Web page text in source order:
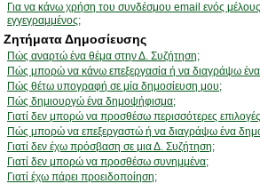
Για να κάνω χρήση του συνδέσμου email ενός μέλους
εγγεγραμμένος;
Ζητήματα Δημοσίευσης
Πώς αναρτώ ένα θέμα στην Δ. Συζήτηση;
Πώς μπορώ να κάνω επεξεργασία ή να διαγράψω
Πώς θέτω υπογραφή σε μία δημοσίευση μου;
Πώς δημιουργώ ένα δημοψήφισμα;
Γιατί δεν μπορώ να προσθέσω περισσότερες
Πώς μπορώ να επεξεργαστώ ή να διαγράψω ένα
Γιατί δεν έχω πρόσβαση σε μια Δ. Συζήτηση;
Γιατί δεν μπορώ να προσθέσω συνημμένα;
Γιατί έχω πάρει προειδοποίηση;